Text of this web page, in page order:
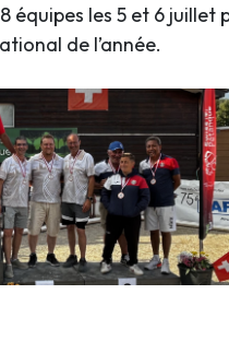
équipes les 5 et 6 juillet
de l’année.